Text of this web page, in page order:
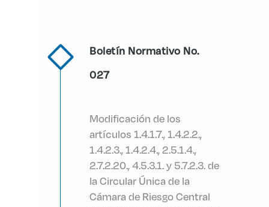
Boletín Normativo No.
027
Modificación de los
artículos 1.4.1.7., 1.4.2.2.,
1.4.2.3., 1.4.2.4., 2.5.1.4.,
2.7.2.20., 4.5.3.1. y 5.7.2.3. de
la Circular Única de la
Cámara de Riesgo Central